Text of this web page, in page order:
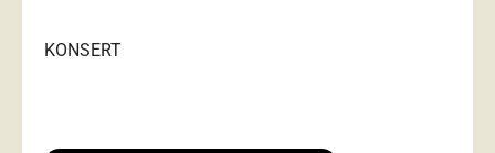
KONSERT